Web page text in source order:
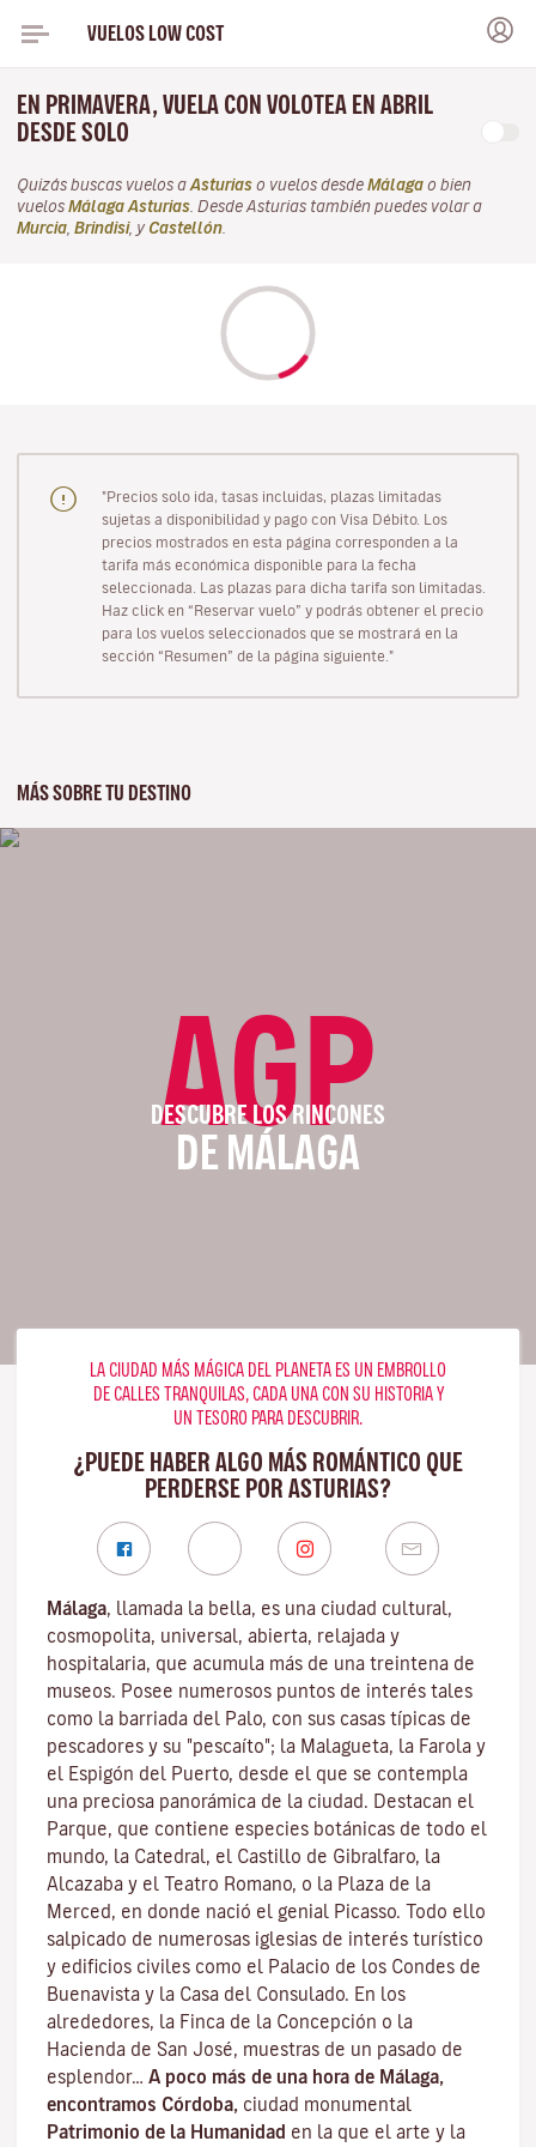
VUELOS LOW COST
EN PRIMAVERA, VUELA CON VOLOTEA EN ABRIL
DESDE SOLO
Quizás buscas vuelos a Asturias o vuelos desde Málaga o bien
vuelos Málaga Asturias . Desde Asturias también puedes volar a
Murcia Brindisi, y Castellón
"Precios solo ida, tasas incluidas, plazas limitadas
sujetas a disponibilidad y pago con Visa Débito. Los
precios mostrados en esta página corresponden a la
tarifa más económica disponible para la fecha
seleccionada. Las plazas para dicha tarifa son limitadas.
Haz click en “Reservar vuelo” y podrás obtener el precio
para los vuelos seleccionados que se mostrará en la
sección “Resumen” de la página siguiente."
MÁS SOBRE TU DESTINO
AGP
DESCUBRE LOS RINCONES
DE MÁLAGA
LA CIUDAD MÁS MÁGICA DEL PLANETA ES UN EMBROLLO
DE CALLES TRANQUILAS, CADA UNA CON SU HISTORIA Y
UN TESORO PARA DESCUBRIR.
¿PUEDE HABER ALGO MÁS ROMÁNTICO QUE
PERDERSE POR ASTURIAS?
Málaga, llamada la bella, es una ciudad cultural,
cosmopolita, universal, abierta, relajada y
hospitalaria, que acumula más de una treintena de
museos. Posee numerosos puntos de interés tales
como la barriada del Palo, con sus casas típicas de
pescadores y su "pescaíto"; la Malagueta, la Farola y
el Espigón del Puerto, desde el que se contempla
una preciosa panorámica de la ciudad. Destacan el
Parque, que contiene especies botánicas de todo el
mundo, la Catedral, el Castillo de Gibralfaro, la
Alcazaba y el Teatro Romano, o la Plaza de la
Merced, en donde nació el genial Picasso. Todo ello
salpicado de numerosas iglesias de interés turístico
y edificios civiles como el Palacio de los Condes de
Buenavista y la Casa del Consulado. En los
alrededores, la Finca de la Concepción o la
Hacienda de San José, muestras de un pasado de
esplendor… A poco más de una hora de Málaga,
encontramos Córdoba, ciudad monumental
Patrimonio de la Humanidad en la que el arte y la